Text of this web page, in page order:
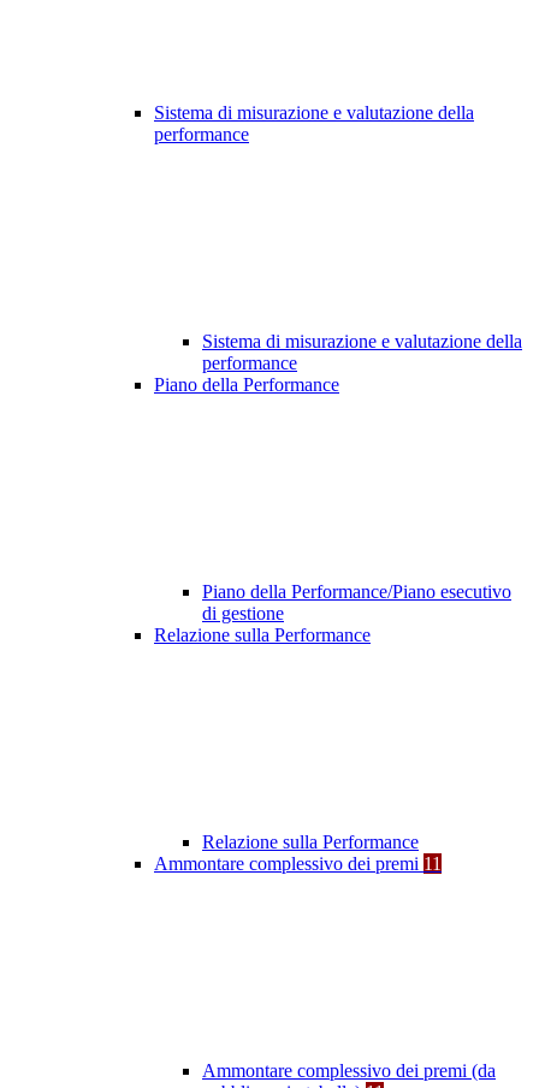
Sistema di misurazione e valutazione della
performance
Sistema di misurazione e valutazione della
performance
Piano della Performance
Piano della Performance/Piano esecutivo
di gestione
Relazione sulla Performance
Relazione sulla Performance
Ammontare complessivo dei premi 11
Ammontare complessivo dei premi (da